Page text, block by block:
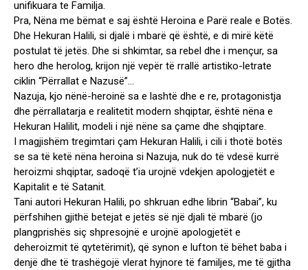
unifikuara te Familja.
Pra, Nëna me bëmat e saj është Heroina e Parë reale e Botës.
Dhe Hekuran Halili, si djalë i mbarë që është, e di mirë këtë
postulat të jetës. Dhe si shkimtar, sa rebel dhe i mençur, sa
hero dhe herolog, krijon një vepër të rrallë artistiko-letrate
ciklin “Përrallat e Nazusë”…
Nazuja, kjo nënë-heroinë sa e lashtë dhe e re, protagonistja
dhe përrallatarja e realitetit modern shqiptar, është nëna e
Hekuran Halilit, modeli i një nëne sa çame dhe shqiptare.
I magjishëm tregimtari çam Hekuran Halili, i cili i thotë botës
se sa të ketë nëna heroina si Nazuja, nuk do të vdesë kurrë
heroizmi shqiptar, sadoqë t’ia urojnë vdekjen apologjetët e
Kapitalit e të Satanit.
Tani autori Hekuran Halili, po shkruan edhe librin “Babai”, ku
përfshihen gjithë betejat e jetës së një djali të mbarë (jo
plangprishës siç shpresojnë e urojnë apologjetët e
deheroizmit të qytetërimit), që synon e lufton të bëhet baba i
denjë dhe të trashëgojë vlerat hyjnore të familjes, me të gjitha